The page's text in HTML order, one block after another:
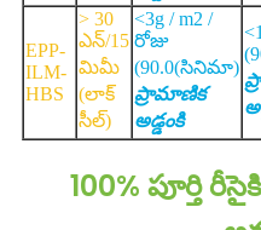
EPP-
ILM-
HBS
> 30
ఎన్/15
మిమీ
(లాక్
సీల్)
<3g / m2 /
రోజు
(90.0(సినిమా)
ప్రామాణిక
అడ్డంకి
<1
(
100% పూర్తి